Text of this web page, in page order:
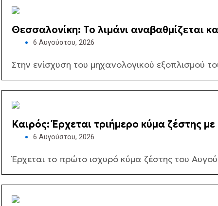
Θεσσαλονίκη: Το λιμάνι αναβαθμίζεται
εμπορευματοκιβωτίων
6 Αυγούστου, 2026
Στην ενίσχυση του μηχανολογικού εξοπλισμού
Καιρός: Έρχεται τριήμερο κύμα ζέστης
6 Αυγούστου, 2026
Έρχεται το πρώτο ισχυρό κύμα ζέστης του